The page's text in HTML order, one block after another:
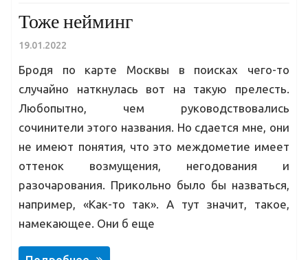
Тоже нейминг
19.01.2022
Бродя по карте Москвы в поисках чего-то
случайно наткнулась вот на такую прелесть.
Любопытно, чем руководствовались
сочинители этого названия. Но сдается мне, они
не имеют понятия, что это междометие имеет
оттенок возмущения, негодования и
разочарования. Прикольно было бы назваться,
например, «Как-то так». А тут значит, такое,
намекающее. Они б еще